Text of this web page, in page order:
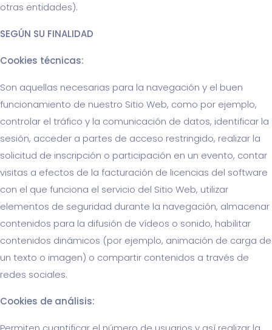
otras entidades).
SEGÚN SU FINALIDAD
Cookies técnicas:
Son aquellas necesarias para la navegación y el buen
funcionamiento de nuestro Sitio Web, como por ejemplo,
controlar el tráfico y la comunicación de datos, identificar la
sesión, acceder a partes de acceso restringido, realizar la
solicitud de inscripción o participación en un evento, contar
visitas a efectos de la facturación de licencias del software
con el que funciona el servicio del Sitio Web, utilizar
elementos de seguridad durante la navegación, almacenar
contenidos para la difusión de vídeos o sonido, habilitar
contenidos dinámicos (por ejemplo, animación de carga de
un texto o imagen) o compartir contenidos a través de
redes sociales.
Cookies de análisis: